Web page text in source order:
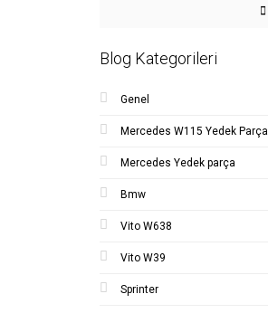
Blog Kategorileri
Genel
Mercedes W115 Yedek Parça
Mercedes Yedek parça
Bmw
Vito W638
Vito W39
Sprinter